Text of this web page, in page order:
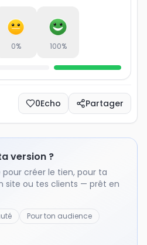
0% 100%
0Echo Partager
version ?
créer le tien, pour ta
site ou tes clients — prêt en
Pour ton audience